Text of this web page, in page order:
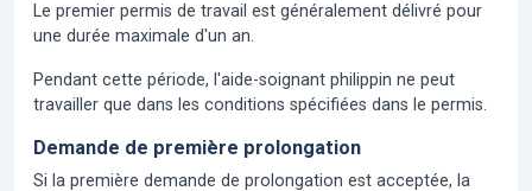
Le premier permis de travail est généralement délivré pour
une durée maximale d'un an.
Pendant cette période, l'aide-soignant philippin ne peut
travailler que dans les conditions spécifiées dans le permis.
Demande de première prolongation
Si la première demande de prolongation est acceptée, la